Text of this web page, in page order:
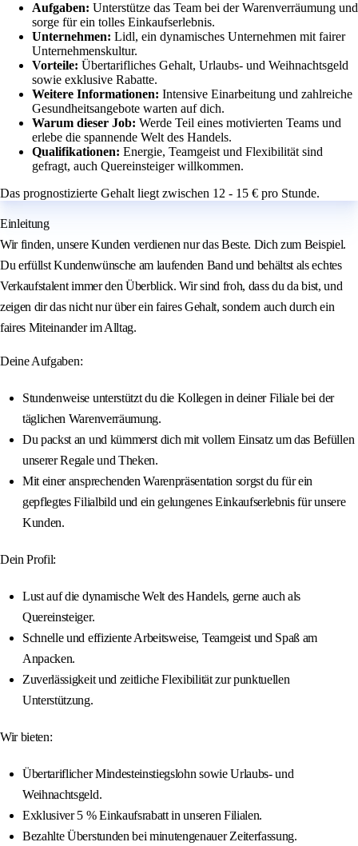
Aufgaben: Unterstütze das Team bei der Warenverräumung und
sorge für ein tolles Einkaufserlebnis.
Unternehmen: Lidl, ein dynamisches Unternehmen mit fairer
Unternehmenskultur.
Vorteile: Übertarifliches Gehalt, Urlaubs- und Weihnachtsgeld
sowie exklusive Rabatte.
Weitere Informationen: Intensive Einarbeitung und zahlreiche
Gesundheitsangebote warten auf dich.
Warum dieser Job: Werde Teil eines motivierten Teams und
erlebe die spannende Welt des Handels.
Qualifikationen: Energie, Teamgeist und Flexibilität sind
gefragt, auch Quereinsteiger willkommen.
Das prognostizierte Gehalt liegt zwischen 12 - 15 € pro Stunde.
Einleitung
Wir finden, unsere Kunden verdienen nur das Beste. Dich zum Beispiel.
Du erfüllst Kundenwünsche am laufenden Band und behältst als echtes
Verkaufstalent immer den Überblick. Wir sind froh, dass du da bist, und
zeigen dir das nicht nur über ein faires Gehalt, sondern auch durch ein
faires Miteinander im Alltag.
Deine Aufgaben:
Stundenweise unterstützt du die Kollegen in deiner Filiale bei der
täglichen Warenverräumung.
Du packst an und kümmerst dich mit vollem Einsatz um das Befüllen
unserer Regale und Theken.
Mit einer ansprechenden Warenpräsentation sorgst du für ein
gepflegtes Filialbild und ein gelungenes Einkaufserlebnis für unsere
Kunden.
Dein Profil:
Lust auf die dynamische Welt des Handels, gerne auch als
Quereinsteiger.
Schnelle und effiziente Arbeitsweise, Teamgeist und Spaß am
Anpacken.
Zuverlässigkeit und zeitliche Flexibilität zur punktuellen
Unterstützung.
Wir bieten:
Übertariflicher Mindesteinstiegslohn sowie Urlaubs- und
Weihnachtsgeld.
Exklusiver 5 % Einkaufsrabatt in unseren Filialen.
Bezahlte Überstunden bei minutengenauer Zeiterfassung.